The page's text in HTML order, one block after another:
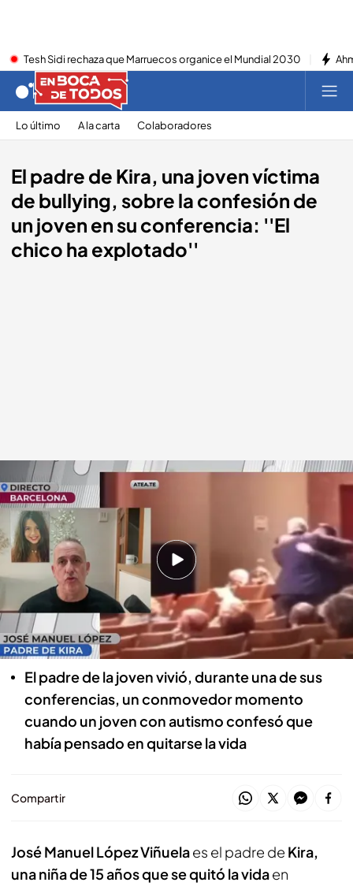
Tesh Sidi rechaza que Marruecos organice el Mundial 2030
Lo último A la carta Colaboradores
El padre de Kira, una joven víctima
de bullying, sobre la confesión de
un joven en su conferencia: ''El
chico ha explotado''
El padre de Kira habla sobre la confesión de un joven en su conferencia
En boca de todos
25 OCT 2023 - 13:07h.
José Manuel López Viñuela es el padre de Kira,
una niña de 15 años que se quitó la vida en
Barcelona tras ser víctima de bullying en su
colegio
El padre de la joven vivió, durante una de sus
conferencias, un conmovedor momento
cuando un joven con autismo confesó que
había pensado en quitarse la vida
Compartir
José Manuel López Viñuelaes el padre de Kira,
una niña de 15 años que se quitó la vidaen